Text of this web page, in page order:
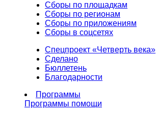
Сборы по площадкам
Сборы по регионам
Сборы по приложениям
Сборы в соцсетях
Спецпроект «Четверть века»
Сделано
Бюллетень
Благодарности
Программы
Программы помощи